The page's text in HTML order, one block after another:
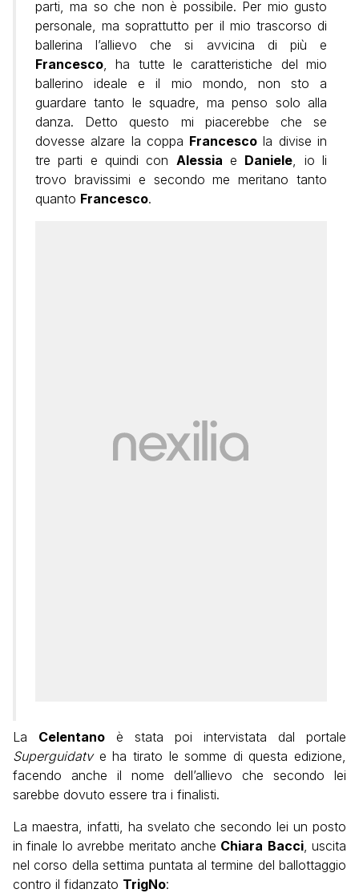
parti, ma so che non è possibile. Per mio gusto
personale, ma soprattutto per il mio trascorso di
ballerina l’allievo che si avvicina di più e
Francesco , ha tutte le caratteristiche del mio
ballerino ideale e il mio mondo, non sto a
guardare tanto le squadre, ma penso solo alla
danza. Detto questo mi piacerebbe che se
dovesse alzare la coppa Francesco la divise in
tre parti e quindi con Alessia e Daniele , io li
trovo bravissimi e secondo me meritano tanto
quanto Francesco.
La Celentano è stata poi intervistata dal portale
Superguidatve ha tirato le somme di questa edizione,
facendo anche il nome dell’allievo che secondo lei
sarebbe dovuto essere tra i finalisti.
La maestra, infatti, ha svelato che secondo lei un posto
in finale lo avrebbe meritato anche Chiara Bacci, uscita
nel corso della settima puntata al termine del ballottaggio
contro il fidanzato TrigNo: